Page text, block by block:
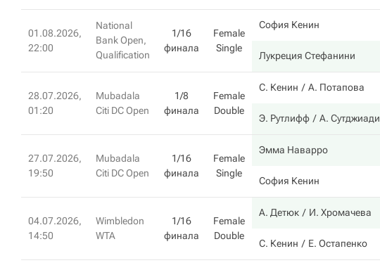
01.08.2026,
22:00
National
Bank Open,
Qualification
1/16
финала
Female
Single
София Кенин
Лукреция Стефанини
28.07.2026,
01:20
Mubadala
Citi DC Open
1/8
финала
Female
Double
С. Кенин А. Потапова
Э. Рутлифф А. Сутджиади
27.07.2026,
19:50
Mubadala
Citi DC Open
1/16
финала
Female
Single
Эмма Наварро
София Кенин
04.07.2026,
14:50
Wimbledon
WTA
1/16
финала
Female
Double
А. Детюк И. Хромачева
С. Кенин Е. Остапенко